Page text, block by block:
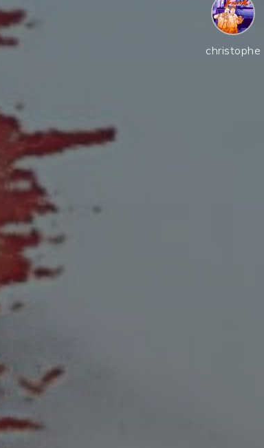
christophe